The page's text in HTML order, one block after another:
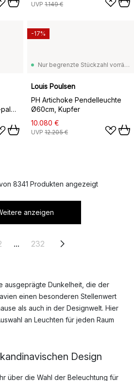
UVP 1.149 €
Nur begrenzte Stückzahl vorrätig
Louis Poulsen
PH Artichoke Pendelleuchte
Ø60cm, Kupfer
10.080 €
UVP 12.205 €
-17%
8341 Produkten angezeigt
anzeigen
... 232
ausgeprägte Dunkelheit, die der
einen besonderen Stellenwert
als auch in der Designwelt. Hier
an Leuchten für jeden Raum
Design
über die Wahl der Beleuchtung für